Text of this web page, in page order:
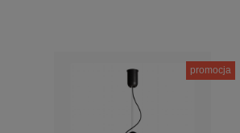
promocja